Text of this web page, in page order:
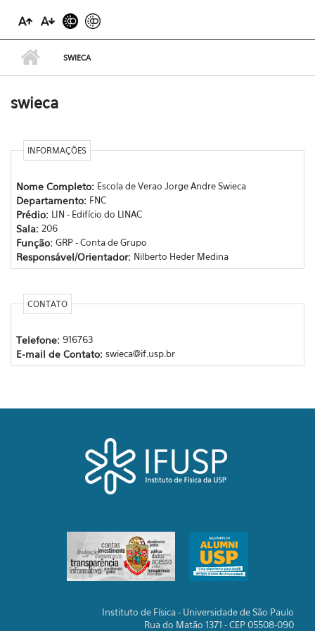
SWIECA
swieca
INFORMAÇÕES
Nome Completo: Escola de Verao Jorge Andre Swieca
Departamento: FNC
Prédio: LIN - Edifício do LINAC
Sala: 206
Função: GRP - Conta de Grupo
Responsável/Orientador: Nilberto Heder Medina
CONTATO
Telefone: 916763
E-mail de Contato: swieca@if.usp.br
Instituto de Física - Universidade de São Paulo
Rua do Matão 1371 - CEP 05508-090